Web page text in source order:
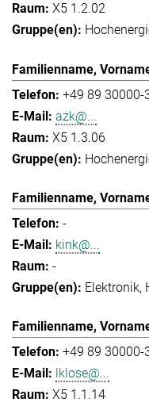
X5 1.2.02
+49 89 30000-
azk@...
X5 1.3.06
-
kink@...
-
Elektronik
+49 89 30000-
lklose@...
X5 1.1.14